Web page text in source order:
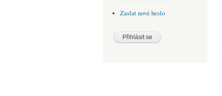
Zaslat nové heslo